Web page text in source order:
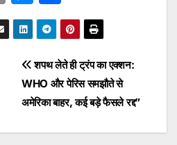
m
ai
e
s
s
e
n
g
h
ar
e
शपथ लेते ही ट्रंप का एक्शन:
WHO और पेरिस समझौते से
अमेरिका बाहर, कई बड़े फैसले रद्द”